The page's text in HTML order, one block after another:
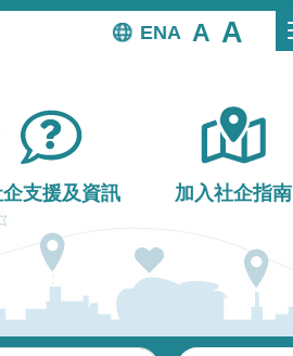
EN
支援及資訊 加入社企指南